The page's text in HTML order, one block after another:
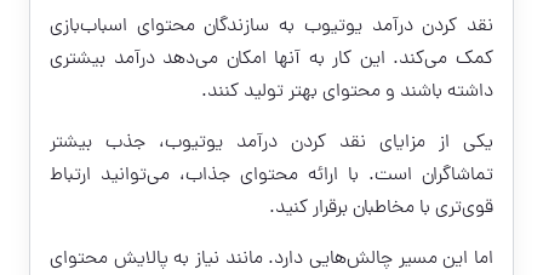
نقد کردن درآمد یوتیوب به سازندگان محتوای اسباب‌بازی
کمک می‌کند. این کار به آنها امکان می‌دهد درآمد بیشتری
داشته باشند و محتوای بهتر تولید کنند.
یکی از مزایای نقد کردن درآمد یوتیوب، جذب بیشتر
تماشاگران است. با ارائه محتوای جذاب، می‌توانید ارتباط
قوی‌تری با مخاطبان برقرار کنید.
اما این مسیر چالش‌هایی دارد. مانند نیاز به پالایش محتوای